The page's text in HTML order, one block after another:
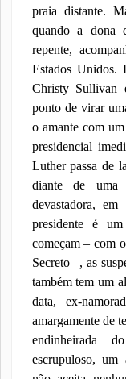
praia distante.
quando a dona
repente,
Estados Unidos.
Christy Sullivan
ponto de virar
o amante com
presidencial
Luther passa de
diante de
devastadora,
presidente é um
começam – com
Secreto –, as
também tem um
data, ex-
amargamente de
endinheirada
escrupuloso, um